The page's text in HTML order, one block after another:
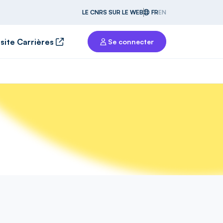
LE CNRS SUR LE WEB FREN
Carrières Se connecter